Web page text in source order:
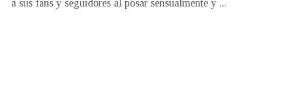
a sus fans y seguidores al posar sensualmente y ...